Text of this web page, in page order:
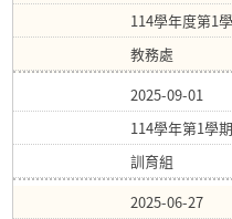
114學年度第1
教務處
2025-09-01
114學年第1學
訓育組
2025-06-27